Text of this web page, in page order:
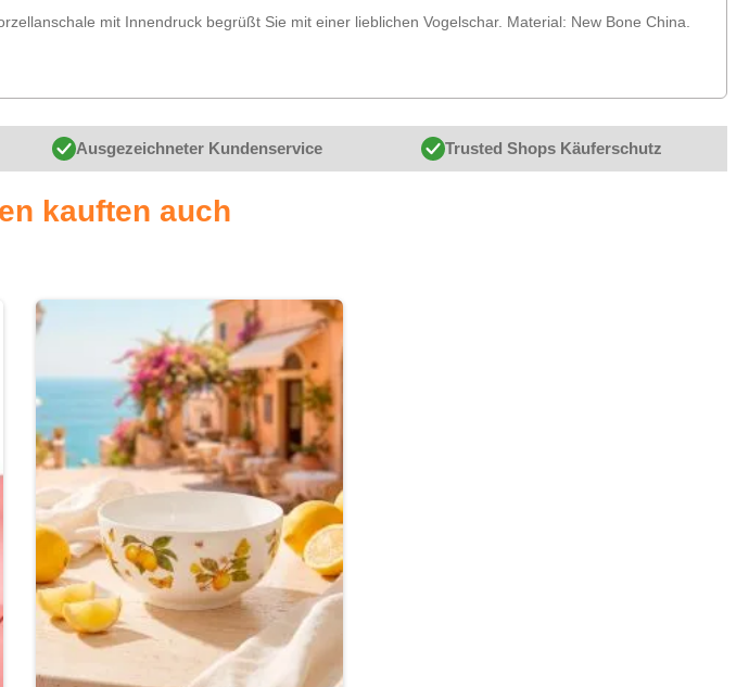
mit Innendruck begrüßt Sie mit einer lieblichen Vogelschar. Material: New Bone China.
Ausgezeichneter Kundenservice Trusted Shops Käuferschutz
kauften auch